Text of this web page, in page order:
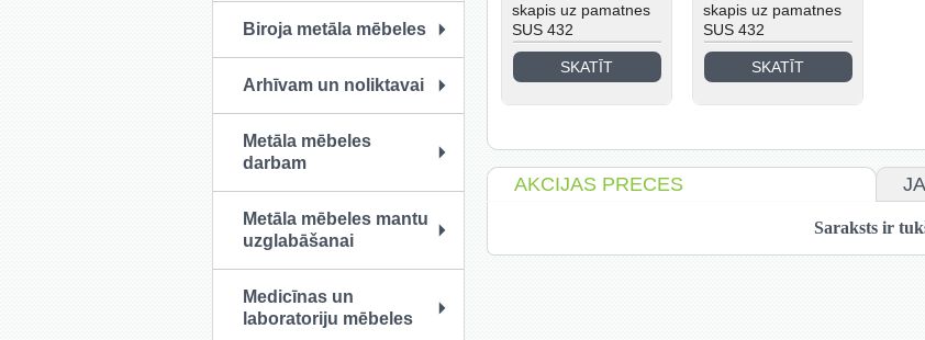
Biroja metāla mēbeles
Arhīvam un noliktavai
Metāla mēbeles
darbam
Metāla mēbeles mantu
uzglabāšanai
Medicīnas un
laboratoriju mēbeles
skapis uz pamatnes
SUS 432
CI124.2.8.2.1
SKATĪT
skapis uz pamatnes
SUS 432
CI124.2.8.2.1
SKATĪT
AKCIJAS PRECES
Saraksts ir